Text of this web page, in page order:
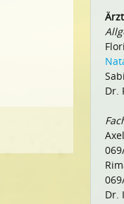
Dr.
Dr.